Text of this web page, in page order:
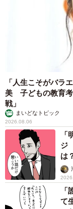
「人生こそがバラ
美 子どもの教育考
戦」
まいどなトピック
2026.08.06
ジ
は
て